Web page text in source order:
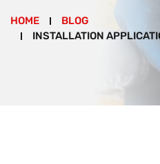
HOME
BLOG
INSTALLATION